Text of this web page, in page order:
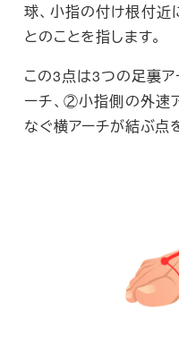
球、小指の付け根付近
とのことを指します。
この3点は3つの足裏
ーチ、②小指側の外速
なぐ横アーチが結ぶ点